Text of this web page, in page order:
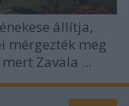
állítja,
mérgezték meg
Zavala ...